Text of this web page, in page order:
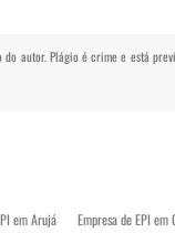
autor. Plágio é crime e está
em Arujá Empresa de EPI em